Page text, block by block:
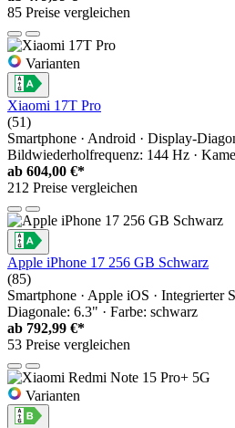
85 Preise vergleichen
Varianten
Xiaomi 17T Pro
(51)
Smartphone · Android · Display-
Bildwiederholfrequenz: 144 Hz ·
ab 604,00 €*
212 Preise vergleichen
Apple iPhone 17 256 GB Schwarz
(85)
Smartphone · Apple iOS · Integrierter
Diagonale: 6.3" · Farbe: schwarz
ab 792,99 €*
53 Preise vergleichen
Varianten